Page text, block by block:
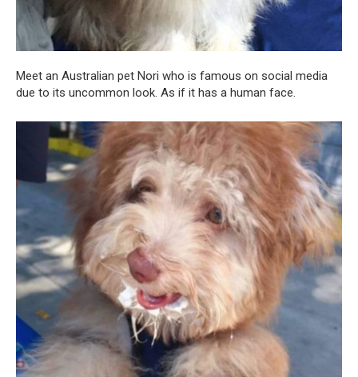
Meet an Australian pet Nori who is famous on social media
due to its uncommon look. As if it has a human face.